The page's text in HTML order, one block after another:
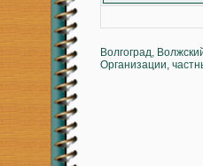
Волгоград,
Организации,